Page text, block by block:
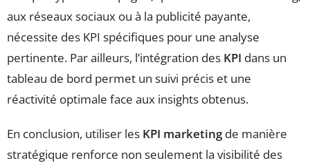
aux réseaux sociaux ou à la publicité payante,
nécessite des KPI spécifiques pour une analyse
pertinente. Par ailleurs, l’intégration des KPI dans un
tableau de bord permet un suivi précis et une
réactivité optimale face aux insights obtenus.
En conclusion, utiliser les KPI marketingde manière
stratégique renforce non seulement la visibilité des